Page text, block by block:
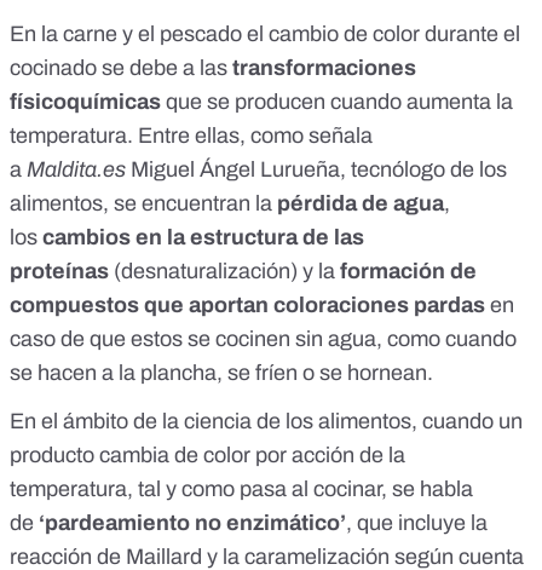
En la carne y el pescado el cambio de color durante el
cocinado se debe a las transformaciones
físicoquímicas que se producen cuando aumenta la
temperatura. Entre ellas, como señala
a Maldita.es Miguel Ángel Lurueña, tecnólogo de los
alimentos, se encuentran la pérdida de agua,
los cambios en la estructura de las
proteínas (desnaturalización) y la formación de
compuestos que aportan coloraciones pardas en
caso de que estos se cocinen sin agua, como cuando
se hacen a la plancha, se fríen o se hornean.
En el ámbito de la ciencia de los alimentos, cuando un
producto cambia de color por acción de la
temperatura, tal y como pasa al cocinar, se habla
de ‘pardeamiento no enzimático’, que incluye la
reacción de Maillard y la caramelización según cuenta